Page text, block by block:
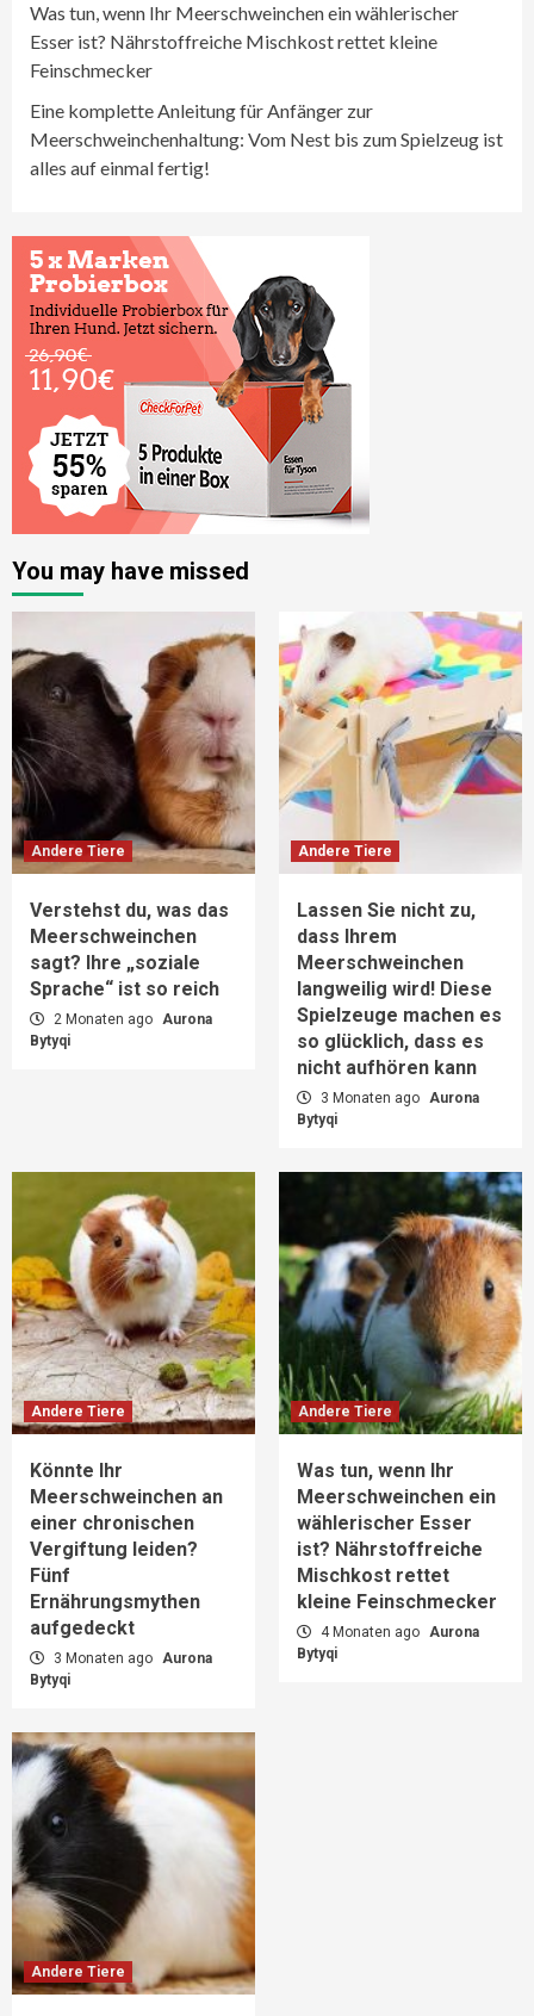
Was tun, wenn Ihr Meerschweinchen ein wählerischer
Esser ist? Nährstoffreiche Mischkost rettet kleine
Feinschmecker
Eine komplette Anleitung für Anfänger zur
Meerschweinchenhaltung: Vom Nest bis zum Spielzeug ist
alles auf einmal fertig!
You may have missed
Andere Tiere
Verstehst du, was das
Meerschweinchen
sagt? Ihre „soziale
Sprache“ ist so reich
2 Monaten ago Aurona
Bytyqi
Andere Tiere
Lassen Sie nicht zu,
dass Ihrem
Meerschweinchen
langweilig wird! Diese
Spielzeuge machen es
so glücklich, dass es
nicht aufhören kann
3 Monaten ago Aurona
Bytyqi
Andere Tiere
Könnte Ihr
Meerschweinchen an
einer chronischen
Vergiftung leiden?
Fünf
Ernährungsmythen
aufgedeckt
3 Monaten ago Aurona
Bytyqi
Andere Tiere
Was tun, wenn Ihr
Meerschweinchen ein
wählerischer Esser
ist? Nährstoffreiche
Mischkost rettet
kleine Feinschmecker
4 Monaten ago Aurona
Bytyqi
Andere Tiere